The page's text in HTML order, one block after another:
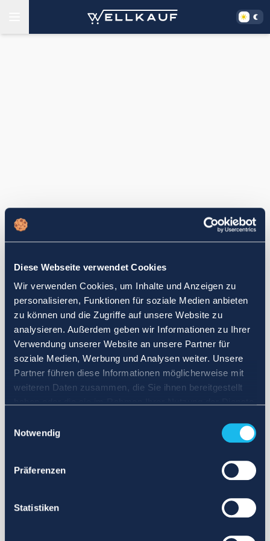
Diese Webseite verwendet Cookies
Wir verwenden Cookies, um Inhalte und Anzeigen zu
personalisieren, Funktionen für soziale Medien anbieten
zu können und die Zugriffe auf unsere Website zu
analysieren. Außerdem geben wir Informationen zu Ihrer
Verwendung unserer Website an unsere Partner für
soziale Medien, Werbung und Analysen weiter. Unsere
Partner führen diese Informationen möglicherweise mit
weiteren Daten zusammen, die Sie ihnen bereitgestellt
Notwendig
Präferenzen
Statistiken